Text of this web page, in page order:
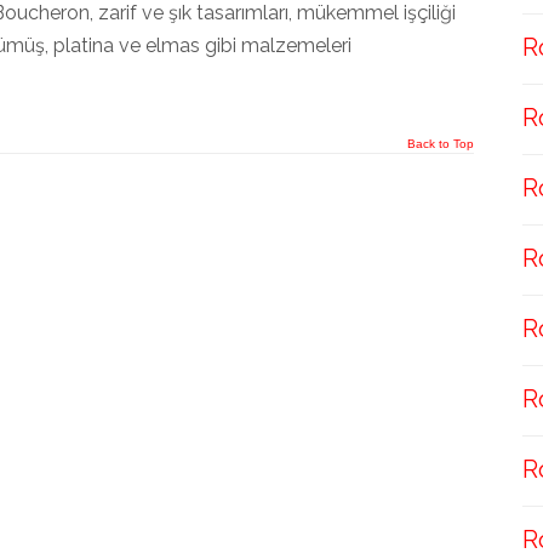
zarif ve şık tasarımları, mükemmel işçiliği
platina ve elmas gibi malzemeleri
Back to Top